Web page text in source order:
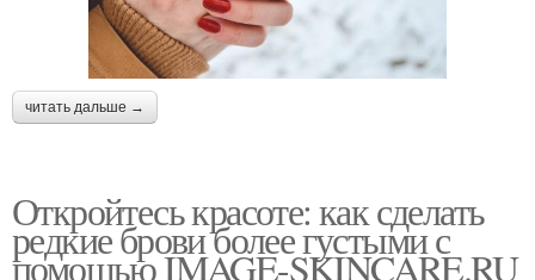
читать дальше →
Откройтесь красоте: как сделать
редкие брови более густыми с
помощью IMAGE-SKINCARE.RU